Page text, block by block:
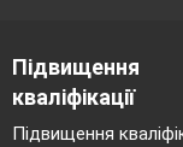
Підвищення
кваліфікації
Підвищення